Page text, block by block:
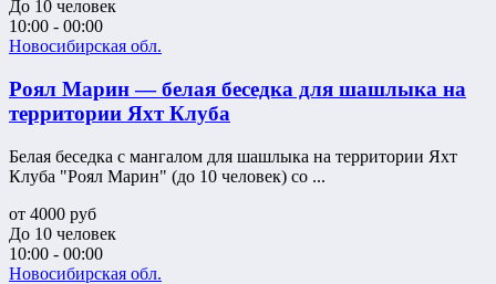
До 10 человек
10:00 - 00:00
Новосибирская обл.
Роял Марин — белая беседка для шашлыка на
территории Яхт Клуба
Белая беседка с мангалом для шашлыка на территории Яхт
Клуба "Роял Марин" (до 10 человек) со ...
от 4000 руб
До 10 человек
10:00 - 00:00
Новосибирская обл.